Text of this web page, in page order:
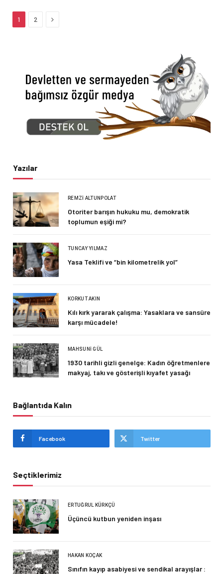
1 2 Next
Yazılar
REMZI ALTUNPOLAT
Otoriter barışın hukuku mu, demokratik
toplumun eşiği mi?
TUNCAY YILMAZ
Yasa Teklifi ve “bin kilometrelik yol”
KORKUT AKIN
Kılı kırk yararak çalışma: Yasaklara ve sansüre
karşı mücadele!
MAHSUNI GÜL
1930 tarihli gizli genelge: Kadın öğretmenlere
makyaj, takı ve gösterişli kıyafet yasağı
Bağlantıda Kalın
Facebook Twitter
Seçtiklerimiz
ERTUĞRUL KÜRKÇÜ
Üçüncü kutbun yeniden inşası
HAKAN KOÇAK
Sınıfın kayıp asabiyesi ve sendikal arayışlar :